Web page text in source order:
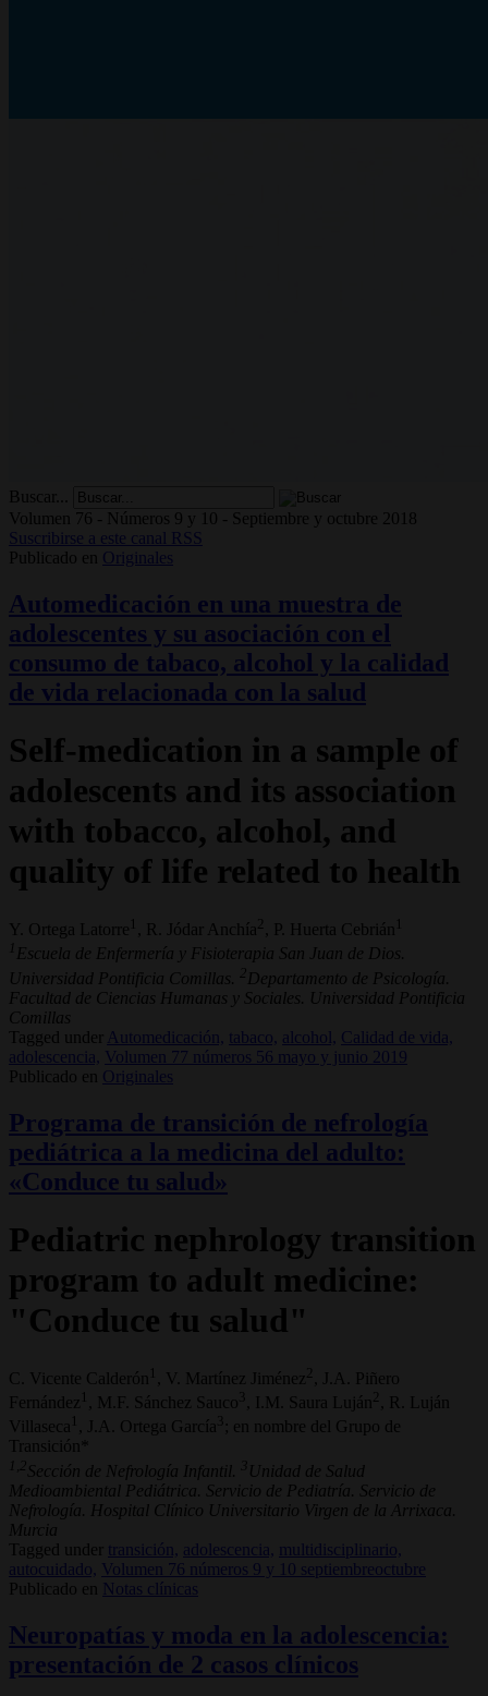
Buscar...
Volumen 76 - Números 9 y 10 - Septiembre y octubre 2018
Suscribirse a este canal RSS
Publicado en
Originales
Automedicación en una muestra de
adolescentes y su asociación con el
consumo de tabaco, alcohol y la calidad
de vida relacionada con la salud
Self-medication in a sample of
adolescents and its association
with tobacco, alcohol, and
quality of life related to health
Y. Ortega Latorre 1 , R. Jódar Anchía , P. Huerta Cebrián
1
1 Escuela de Enfermería y Fisioterapia San Juan de Dios.
Universidad Pontificia Comillas.
2 Departamento de Psicología.
Facultad de Ciencias Humanas y Sociales. Universidad Pontificia
Comillas
Tagged under
Automedicación, tabaco, alcohol,
Calidad de vida,
adolescencia,
Volumen 77 números 56 mayo y junio 2019
Publicado en
Originales
Programa de transición de nefrología
pediátrica a la medicina del adulto:
«Conduce tu salud»
Pediatric nephrology transition
program to adult medicine:
"Conduce tu salud"
C. Vicente Calderón 1 , V. Martínez Jiménez
, J.A. Piñero
Fernández 1 , M.F. Sánchez Sauco 3 , I.M. Saura Luján
, R. Luján
Villaseca 1 , J.A. Ortega García 3 ; en nombre del Grupo de
Transición*
1,2 Sección de Nefrología Infantil. 3 Unidad de Salud
Medioambiental Pediátrica. Servicio de Pediatría. Servicio de
Nefrología. Hospital Clínico Universitario Virgen de la Arrixaca.
Murcia
Tagged under
transición, adolescencia,
multidisciplinario,
autocuidado,
Volumen 76 números 9 y 10 septiembreoctubre
Publicado en
Notas clínicas
Neuropatías y moda en la adolescencia:
presentación de 2 casos clínicos